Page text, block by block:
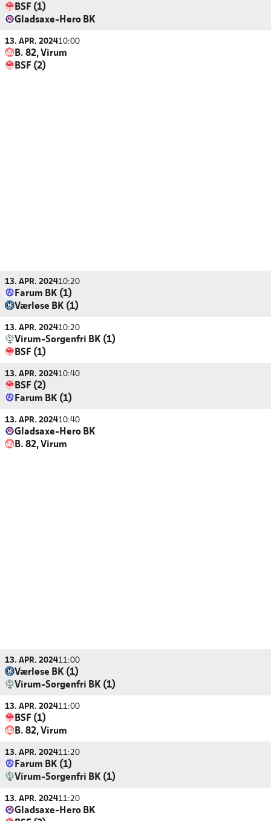
BSF (1)
Gladsaxe-Hero BK
13. APR. 202410:00
B. 82, Virum
BSF (2)
13. APR. 202410:20
Farum BK (1)
Værløse BK (1)
13. APR. 202410:20
Virum-Sorgenfri BK (1)
BSF (1)
13. APR. 202410:40
BSF (2)
Farum BK (1)
13. APR. 202410:40
Gladsaxe-Hero BK
B. 82, Virum
13. APR. 202411:00
Værløse BK (1)
Virum-Sorgenfri BK (1)
13. APR. 202411:00
BSF (1)
B. 82, Virum
13. APR. 202411:20
Farum BK (1)
Virum-Sorgenfri BK (1)
13. APR. 202411:20
Gladsaxe-Hero BK